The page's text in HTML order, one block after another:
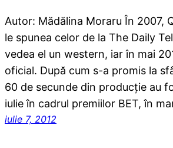
Autor: Mădălina Moraru În 2007,
le spunea celor de la The Daily
vedea el un western, iar în mai
oficial. După cum s-a promis la
60 de secunde din producție au
iulie în cadrul premiilor BET, în
iulie 7, 2012